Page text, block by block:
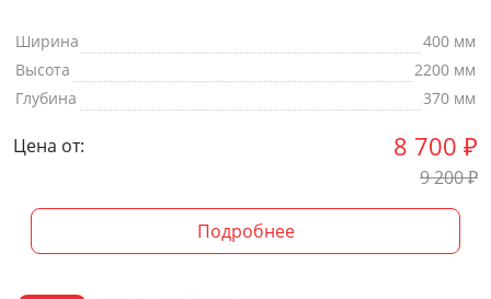
Ширина
400 мм
Высота
2200 мм
Глубина
370 мм
Цена от: 8 700 ₽
9 200₽
Подробнее